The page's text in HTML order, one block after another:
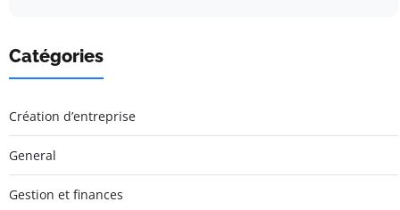
Catégories
Création d’entreprise
General
Gestion et finances